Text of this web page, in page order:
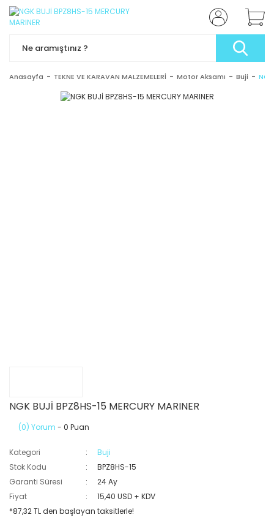
Anasayfa TEKNE VE KARAVAN MALZEMELERİ Motor Aksamı Buji
NGK BUJİ BPZ8HS-15 MERCURY MARINER
(0) Yorum - 0 Puan
Kategori
Buji
Stok Kodu
BPZ8HS-15
Garanti Süresi
24 Ay
Fiyat
15,40 USD + KDV
*87,32 TL den başlayan taksitlerle!